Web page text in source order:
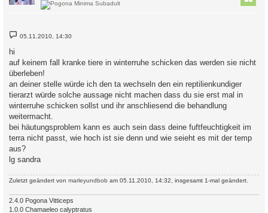
B
e
r
g
05.11.2010, 14:30
hi
auf keinem fall kranke tiere in winterruhe schicken das werden sie nicht
überleben!
an deiner stelle würde ich den ta wechseln den ein reptilienkundiger
tierarzt würde solche aussage nicht machen dass du sie erst mal in
winterruhe schicken sollst und ihr anschliesend die behandlung
weitermacht.
bei häutungsproblem kann es auch sein dass deine fuftfeuchtigkeit im
terra nicht passt, wie hoch ist sie denn und wie seieht es mit der temp
aus?
lg sandra
Zuletzt geändert von marleyundbob am 05.11.2010, 14:32, insgesamt 1-mal geändert.
2.4.0 Pogona Vitticeps
1.0.0 Chamaeleo calyptratus